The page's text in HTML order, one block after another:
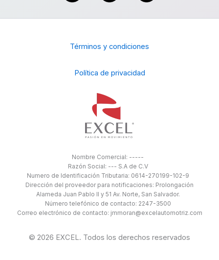
Términos y condiciones
Política de privacidad
Nombre Comercial: -----
Razón Social: --- S.A de C.V
Numero de Identificación Tributaria: 0614-270199-102-9
Dirección del proveedor para notificaciones: Prolongación
Alameda Juan Pablo II y 51 Av. Norte, San Salvador.
Número telefónico de contacto: 2247-3500
Correo electrónico de contacto: jmmoran@excelautomotriz.com
© 2026 EXCEL. Todos los derechos reservados